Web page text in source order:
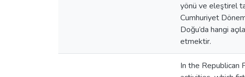
yönü ve eleştirel
Cumhuriyet
Doğu’da hangi
etmektir.
In the Republican